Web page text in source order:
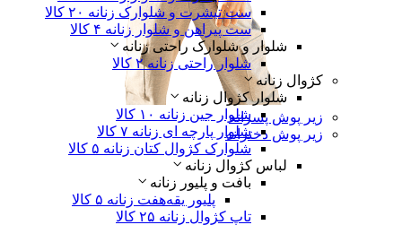
زیر پوش پسرانه
زیر پوش دخترانه
ست تیشرت و شلوارک زنانه
ست پیراهن و شلوار زنانه
شلوار و شلوارک راحتی زنانه
شلوار راحتی زنانه۲ کالا
کژوال زنانه
شلوار کژوال زنانه
شلوار جین زنانه
شلوار پارچه ای زنانه
شلوارک کژوال کتان زنانه
لباس‌ کژوال زنانه
بافت و پلیور زنانه
پلیور یقه‌هفت زنانه
تاپ کژوال زنانه